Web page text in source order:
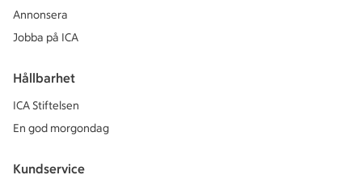
Annonsera
Jobba på ICA
Hållbarhet
ICA Stiftelsen
En god morgondag
Kundservice